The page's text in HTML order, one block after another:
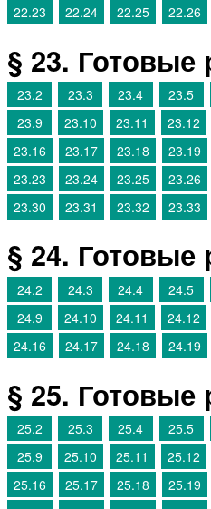
22.23 22.24 22.25 22.26
§ 23. Готовые
23.2
23.3 23.4 23.5
23.9
23.10 23.11 23.12
23.16
23.17 23.18 23.19
23.23
23.24 23.25 23.26
23.30
23.31 23.32 23.33
§ 24. Готовые
24.2
24.3 24.4 24.5
24.9
24.10 24.11 24.12
24.16
24.17 24.18 24.19
§ 25. Готовые
25.2
25.3 25.4 25.5
25.9
25.10 25.11 25.12
25.16
25.17 25.18 25.19